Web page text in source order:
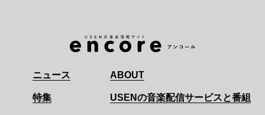
ニュース
特集
ABOUT
USENの音楽配信サービスと番組